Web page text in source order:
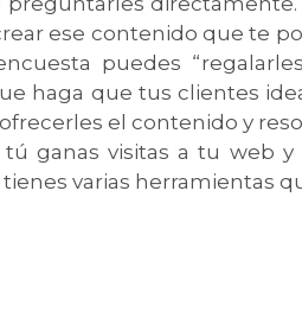
ese contenido que te
puedes
haga que tus clientes
el contenido y
ganas visitas a tu web y
varias herramientas